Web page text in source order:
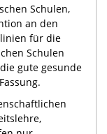
Schulen,
an den
für die
Schulen
gute gesunde